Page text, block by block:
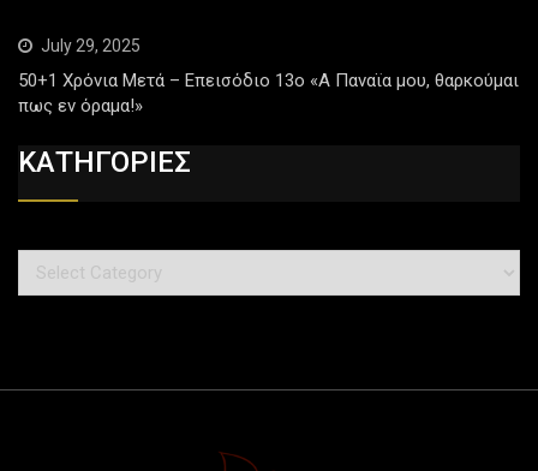
July 29, 2025
50+1 Χρόνια Μετά – Επεισόδιο 13ο «Α Παναϊα μου, θαρκούμαι
πως εν όραμα!»
ΚΑΤΗΓΟΡΙΕΣ